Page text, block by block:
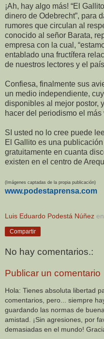
¡Ah, hay algo más! “El
dinero de Odebrecht”, para
rumores que circulan al
conocido al señor Barata,
empresa con la cual,
entablado una fructífera
de nuestros lectores y el
Confiesa, finalmente sus
un medio independiente,
disponibles al mejor postor,
hacer del periodismo el más
SI usted no lo cree puede
El Gallito es una
gratuitamente en cuanta
existen en el centro de
(Imágenes captadas de la propia publicación)
www.podestaprensa.com
Luis Eduardo Podestá Núñez en
Compartir
No hay comentarios.:
Publicar un comentario
Hola: Tienes absoluta libertad
comentarios, pero... siempre
guardando las normas de
amistad. ¡Sin agresiones, por
demasiadas en el mundo!